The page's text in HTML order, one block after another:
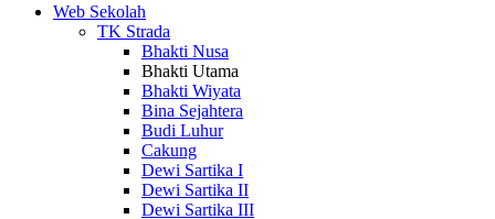
Web Sekolah
TK Strada
Bhakti Nusa
Bhakti Utama
Bhakti Wiyata
Bina Sejahtera
Budi Luhur
Cakung
Dewi Sartika I
Dewi Sartika II
Dewi Sartika III